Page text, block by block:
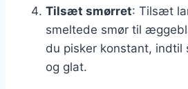
Tilsæt smørret: Tilsæt
smeltede smør til
du pisker konstant, indtil
og glat.